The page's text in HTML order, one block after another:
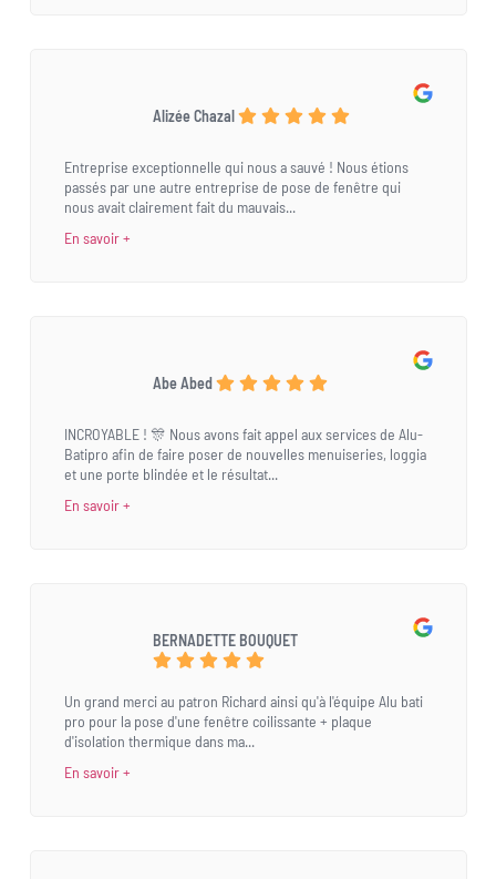
Alizée Chazal
Entreprise exceptionnelle qui nous a sauvé ! Nous étions
passés par une autre entreprise de pose de fenêtre qui
nous avait clairement fait du mauvais...
En savoir +
Abe Abed
INCROYABLE ! 🎊 Nous avons fait appel aux services de Alu-
Batipro afin de faire poser de nouvelles menuiseries, loggia
et une porte blindée et le résultat...
En savoir +
BERNADETTE BOUQUET
Un grand merci au patron Richard ainsi qu'à l'équipe Alu bati
pro pour la pose d'une fenêtre coilissante + plaque
d'isolation thermique dans ma...
En savoir +